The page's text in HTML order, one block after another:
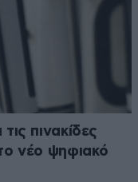
πινακίδες
νέο ψηφιακό